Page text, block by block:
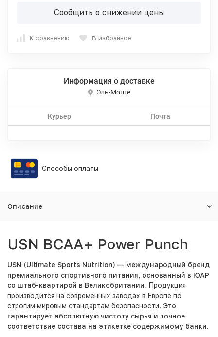
Сообщить о снижении цены
К сравнению В избранное
Информация о доставке
Эль-Монте
Курьер Почта
Способы оплаты
Описание
USN BCAA+ Power Punch
USN (Ultimate Sports Nutrition) — международный бренд
премиального спортивного питания, основанный в ЮАР
со штаб-квартирой в Великобритании. Продукция
производится на современных заводах в Европе по
строгим мировым стандартам безопасности. Это
гарантирует абсолютную чистоту сырья и точное
соответствие состава на этикетке содержимому банки.